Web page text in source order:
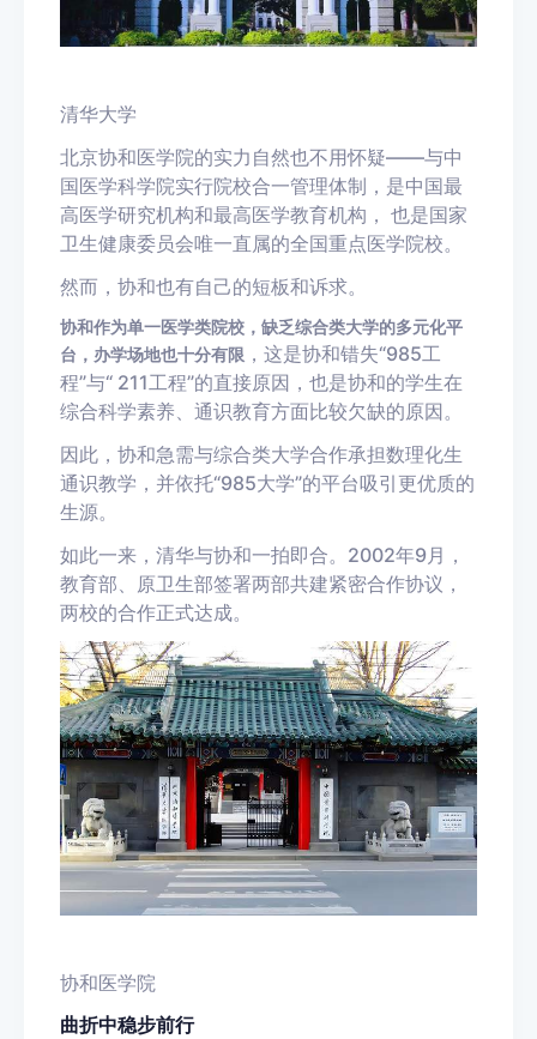
清华大学
北京协和医学院的实力自然也不用怀疑——与中
国医学科学院实行院校合一管理体制，是中国最
高医学研究机构和最高医学教育机构， 也是国家
卫生健康委员会唯一直属的全国重点医学院校。
然而，协和也有自己的短板和诉求。
协和作为单一医学类院校，缺乏综合类大学的多元化平
台，办学场地也十分有限 ，这是协和错失“985工
程”与“ 211工程”的直接原因，也是协和的学生在
综合科学素养、通识教育方面比较欠缺的原因。
因此，协和急需与综合类大学合作承担数理化生
通识教学，并依托“985大学”的平台吸引更优质的
生源。
如此一来，清华与协和一拍即合。2002年9月，
教育部、原卫生部签署两部共建紧密合作协议，
两校的合作正式达成。
协和医学院
曲折中稳步前行